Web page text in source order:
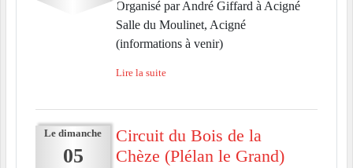
Organisé par André Giffard à Acigné
Salle du Moulinet, Acigné
(informations à venir)
Lire la suite
Le dimanche
05
Circuit du Bois de la
Chèze (Plélan le Grand)